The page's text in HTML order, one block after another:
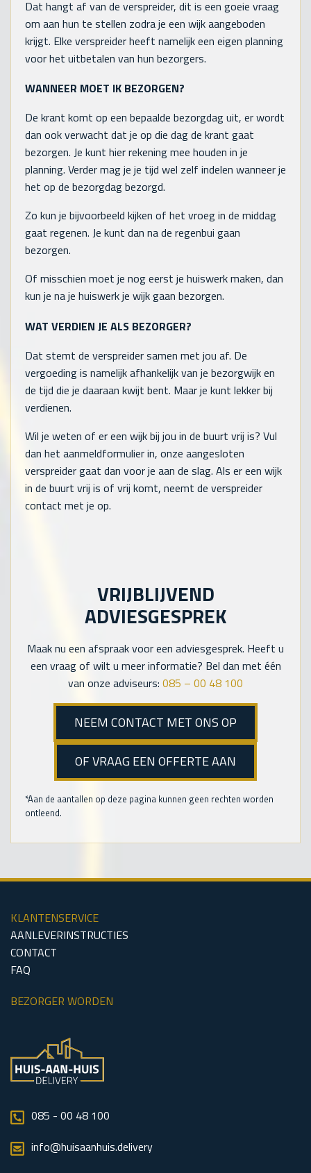
Dat hangt af van de verspreider, dit is een goeie vraag
om aan hun te stellen zodra je een wijk aangeboden
krijgt. Elke verspreider heeft namelijk een eigen planning
voor het uitbetalen van hun bezorgers.
WANNEER MOET IK BEZORGEN?
De krant komt op een bepaalde bezorgdag uit, er wordt
dan ook verwacht dat je op die dag de krant gaat
bezorgen. Je kunt hier rekening mee houden in je
planning. Verder mag je je tijd wel zelf indelen wanneer je
het op de bezorgdag bezorgd.
Zo kun je bijvoorbeeld kijken of het vroeg in de middag
gaat regenen. Je kunt dan na de regenbui gaan
bezorgen.
Of misschien moet je nog eerst je huiswerk maken, dan
kun je na je huiswerk je wijk gaan bezorgen.
WAT VERDIEN JE ALS BEZORGER?
Dat stemt de verspreider samen met jou af. De
vergoeding is namelijk afhankelijk van je bezorgwijk en
de tijd die je daaraan kwijt bent. Maar je kunt lekker bij
verdienen.
Wil je weten of er een wijk bij jou in de buurt vrij is? Vul
dan het aanmeldformulier in, onze aangesloten
verspreider gaat dan voor je aan de slag. Als er een wijk
in de buurt vrij is of vrij komt, neemt de verspreider
contact met je op.
VRIJBLIJVEND
ADVIESGESPREK
Maak nu een afspraak voor een adviesgesprek. Heeft u
een vraag of wilt u meer informatie? Bel dan met één
van onze adviseurs: 085 – 00 48 100
NEEM CONTACT MET ONS OP
OF VRAAG EEN OFFERTE AAN
*Aan de aantallen op deze pagina kunnen geen rechten worden
ontleend.
KLANTENSERVICE
AANLEVERINSTRUCTIES
CONTACT
FAQ
BEZORGER WORDEN
085 - 00 48 100
info@huisaanhuis.delivery